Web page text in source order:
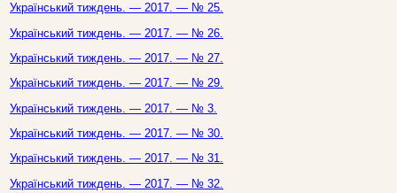
Український тиждень. — 2017. — № 25.
Український тиждень. — 2017. — № 26.
Український тиждень. — 2017. — № 27.
Український тиждень. — 2017. — № 29.
Український тиждень. — 2017. — № 3.
Український тиждень. — 2017. — № 30.
Український тиждень. — 2017. — № 31.
Український тиждень. — 2017. — № 32.